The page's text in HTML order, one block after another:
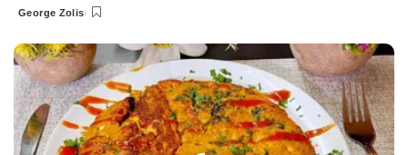
Posted
George Zolis